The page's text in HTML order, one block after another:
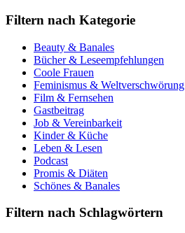
Filtern nach Kategorie
Beauty & Banales
Bücher & Leseempfehlungen
Coole Frauen
Feminismus & Weltverschwörung
Film & Fernsehen
Gastbeitrag
Job & Vereinbarkeit
Kinder & Küche
Leben & Lesen
Podcast
Promis & Diäten
Schönes & Banales
Filtern nach Schlagwörtern